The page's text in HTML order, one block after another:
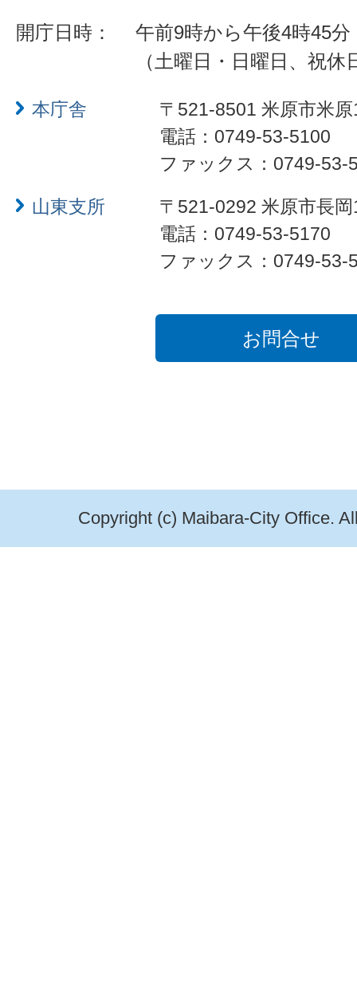
開庁日時：
午前9時から午後4時45分
（土曜日・日曜日、祝
本庁舎
〒521-8501 米原市米
電話：0749-53-5100
ファックス：0749-53-
山東支所
〒521-0292 米原市長
電話：0749-53-5170
ファックス：0749-53-
お問合せ
Copyright (c) Maibara-City Office.